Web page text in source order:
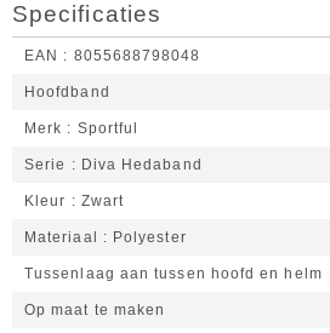
Specificaties
EAN 8055688798048
Hoofdband
Merk Sportful
Serie Diva Hedaband
Kleur Zwart
Materiaal Polyester
Tussenlaag aan tussen hoofd en helm
Op maat te maken